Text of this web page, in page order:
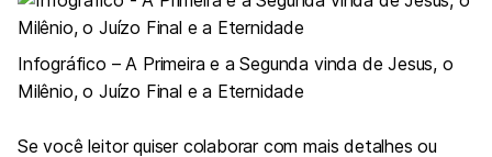
Infográfico – A Primeira e a Segunda vinda de Jesus, o
Milênio, o Juízo Final e a Eternidade
Se você leitor quiser colaborar com mais detalhes ou